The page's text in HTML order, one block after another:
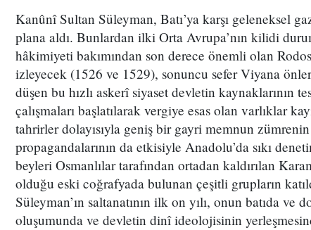
Kanûnî Sultan Süleyman, Batı’ya karşı geleneksel
plana aldı. Bunlardan ilki Orta Avrupa’nın kilidi
hâkimiyeti bakımından son derece önemli olan
izleyecek (1526 ve 1529), sonuncu sefer Viyana
düşen bu hızlı askerî siyaset devletin kaynaklarının
çalışmaları başlatılarak vergiye esas olan varlıklar
tahrirler dolayısıyla geniş bir gayri memnun
propagandalarının da etkisiyle Anadolu’da sıkı
beyleri Osmanlılar tarafından ortadan kaldırılan
olduğu eski coğrafyada bulunan çeşitli grupların
Süleyman’ın saltanatının ilk on yılı, onun batıda ve
oluşumunda ve devletin dinî ideolojisinin